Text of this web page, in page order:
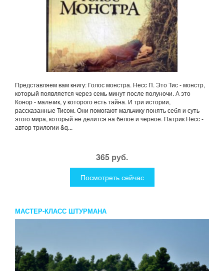
Представляем вам книгу: Голос монстра. Несс П. Это Тис - монстр,
который появляется через семь минут после полуночи. А это
Конор - мальчик, у которого есть тайна. И три истории,
рассказанные Тисом. Они помогают мальчику понять себя и суть
этого мира, который не делится на белое и черное. Патрик Несс -
автор трилогии &q...
365 руб.
Посмотреть сейчас
МАСТЕР-КЛАСС ШТУРМАНА